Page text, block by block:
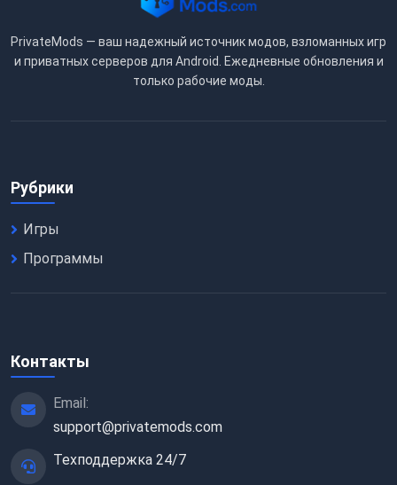
PrivateMods — ваш надежный источник модов, взломанных игр
и приватных серверов для Android. Ежедневные обновления и
только рабочие моды.
Рубрики
Игры
Программы
Контакты
Email:
support@privatemods.com
Техподдержка 24/7